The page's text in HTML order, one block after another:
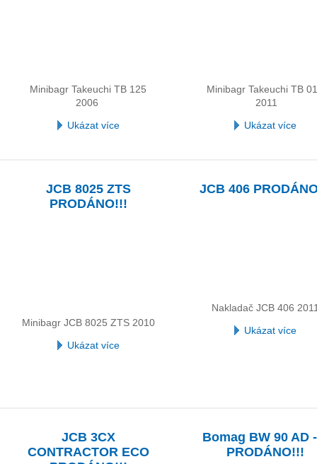
Minibagr Takeuchi TB 125
2006
Ukázat více
Minibagr Takeuchi TB
2011
Ukázat více
JCB 8025 ZTS
PRODÁNO!!!
Minibagr JCB 8025 ZTS 2010
Ukázat více
JCB 406
Nakladač JCB 406
Ukázat více
JCB 3CX
CONTRACTOR ECO
Bomag BW 90 AD
PRODÁNO!!!